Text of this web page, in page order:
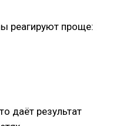
реагируют проще:
даёт результат